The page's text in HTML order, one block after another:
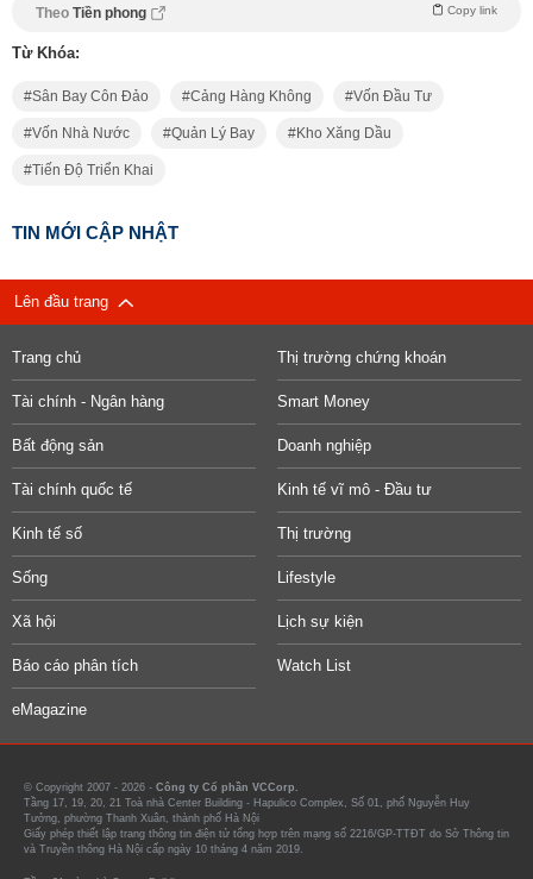
Theo Tiền phong Copy link
Từ Khóa:
Sân Bay Côn Đảo Cảng Hàng Không Vốn Đầu Tư
Vốn Nhà Nước Quản Lý Bay Kho Xăng Dầu
Tiến Độ Triển Khai
TIN MỚI CẬP NHẬT
Lên đầu trang
Trang chủ Thị trường chứng khoán
Tài chính - Ngân hàng Smart Money
Bất động sản Doanh nghiệp
Tài chính quốc tế Kinh tế vĩ mô - Đầu tư
Kinh tế số Thị trường
Sống Lifestyle
Xã hội Lịch sự kiện
Báo cáo phân tích Watch List
eMagazine
© Copyright 2007 - 2026 - Công ty Cổ phần VCCorp.
Tầng 17, 19, 20, 21 Toà nhà Center Building - Hapulico Complex, Số 01, phố Nguyễn Huy
Tưởng, phường Thanh Xuân, thành phố Hà Nội
Giấy phép thiết lập trang thông tin điện tử tổng hợp trên mạng số 2216/GP-TTĐT do Sở Thông tin
và Truyền thông Hà Nội cấp ngày 10 tháng 4 năm 2019.